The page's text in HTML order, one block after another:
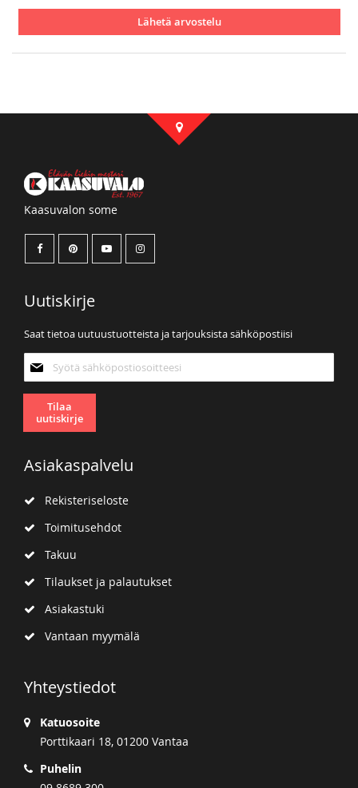
Lähetä arvostelu
Kaasuvalon some
Uutiskirje
Saat tietoa uutuustuotteista ja tarjouksista sähköpostiisi
uutiskirjeemme:
Tilaa
uutiskirje
Asiakaspalvelu
Rekisteriseloste
Toimitusehdot
Takuu
Tilaukset ja palautukset
Asiakastuki
Vantaan myymälä
Yhteystiedot
Katuosoite
Porttikaari 18, 01200 Vantaa
Puhelin